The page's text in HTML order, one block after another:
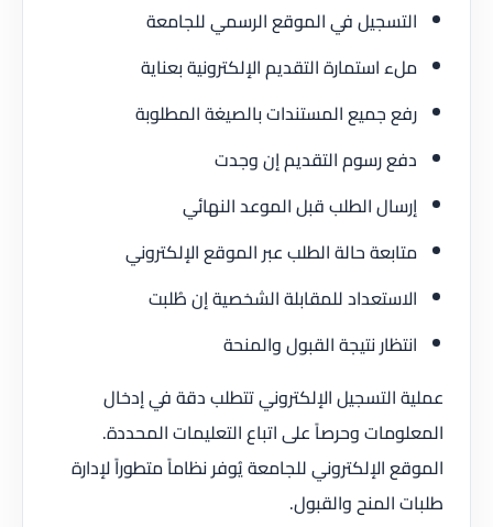
التسجيل في الموقع الرسمي للجامعة
ملء استمارة التقديم الإلكترونية بعناية
رفع جميع المستندات بالصيغة المطلوبة
دفع رسوم التقديم إن وجدت
إرسال الطلب قبل الموعد النهائي
متابعة حالة الطلب عبر الموقع الإلكتروني
الاستعداد للمقابلة الشخصية إن طُلبت
انتظار نتيجة القبول والمنحة
عملية التسجيل الإلكتروني تتطلب دقة في إدخال
المعلومات وحرصاً على اتباع التعليمات المحددة.
الموقع الإلكتروني للجامعة يُوفر نظاماً متطوراً لإدارة
طلبات المنح والقبول.